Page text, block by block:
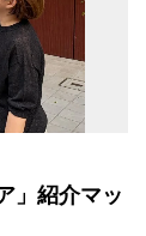
」紹介マッ